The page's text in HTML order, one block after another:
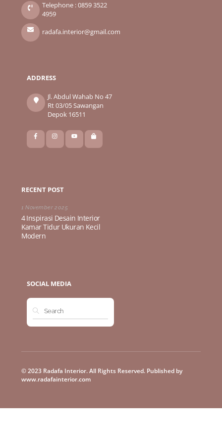
Telephone : 0859 3522
4959
radafa.interior@gmail.com
ADDRESS
Jl. Abdul Wahab No 47
Rt 03/05 Sawangan
Depok 16511
RECENT POST
1 November 2025
4 Inspirasi Desain Interior
Kamar Tidur Ukuran Kecil
Modern
SOCIAL MEDIA
© 2023 Radafa Interior. All Rights Reserved. Published by
www.radafainterior.com